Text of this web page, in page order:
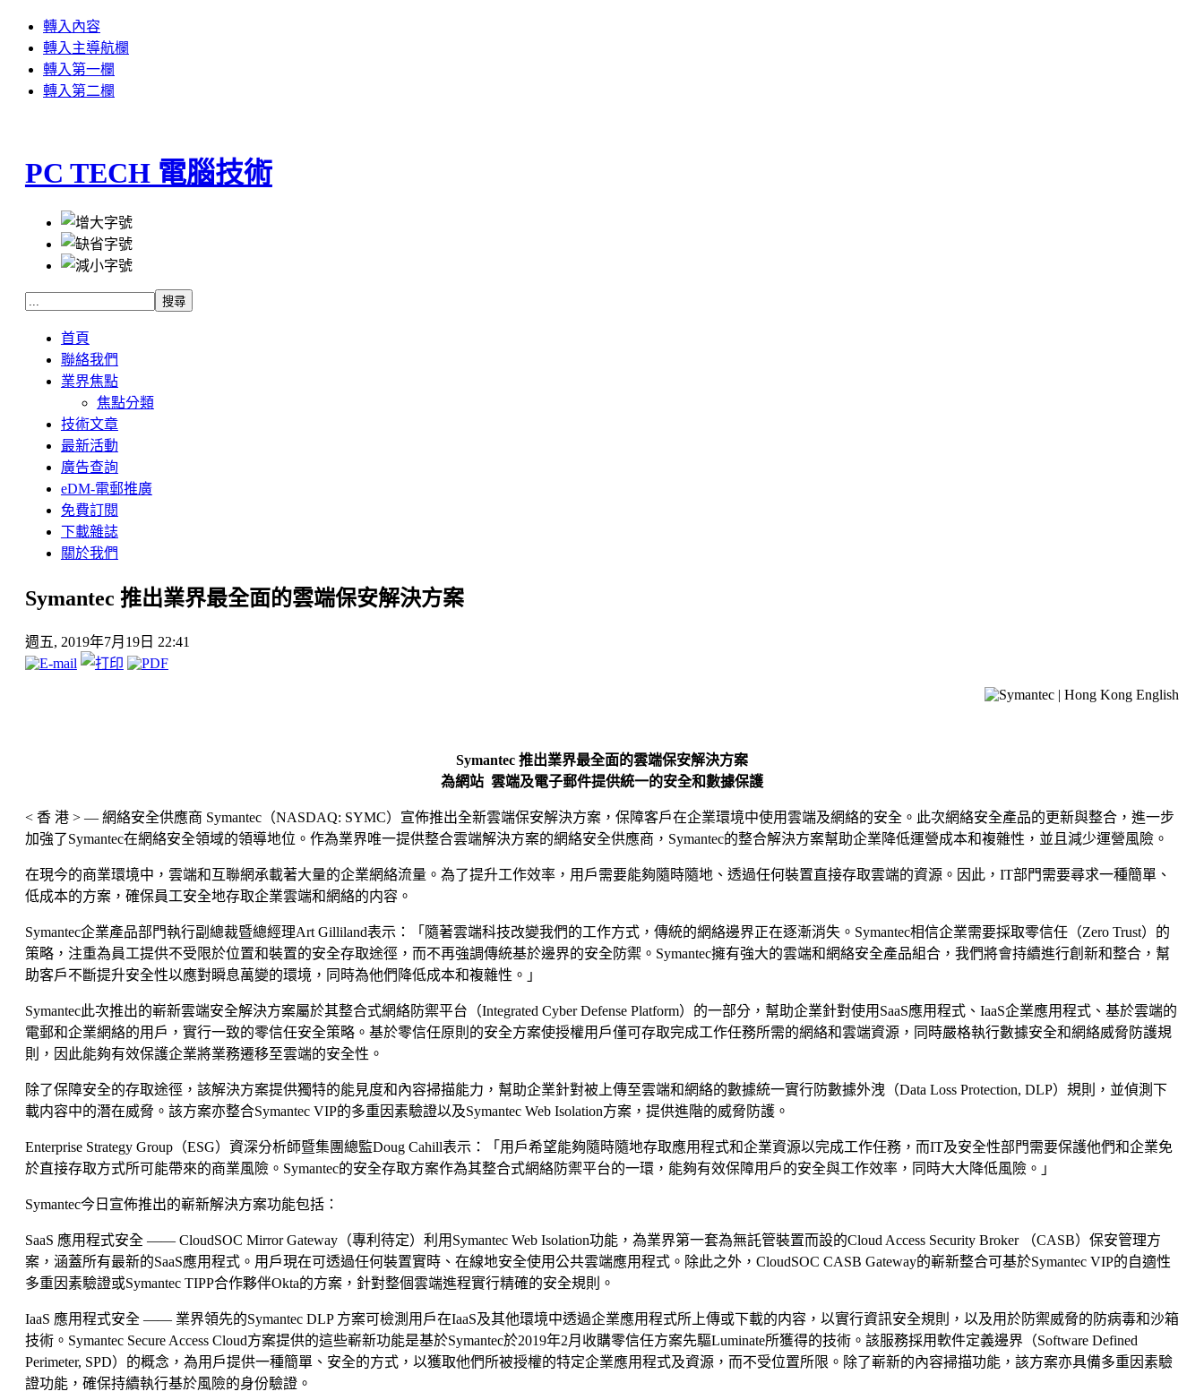
轉入內容
轉入主導航欄
轉入第一欄
轉入第二欄
PC TECH 電腦技術
首頁
聯絡我們
業界焦點
焦點分類
技術文章
最新活動
廣告查詢
eDM-電郵推廣
免費訂閱
下載雜誌
關於我們
Symantec 推出業界最全面的雲端保安解決方案
週五, 2019年7月19日 22:41
Symantec 推出業界最全面的雲端保安解決方案
為網站 雲端及電子郵件提供統一的安全和數據保護
< 香 港 > — 網絡安全供應商 Symantec（NASDAQ: SYMC）宣佈推出全新雲端保安解決方案，保障客戶在企業環境中使用雲端及網絡的安全。此次網絡安全產品的更新與整合，進一步
加強了Symantec在網絡安全領域的領導地位。作為業界唯一提供整合雲端解決方案的網絡安全供應商，Symantec的整合解決方案幫助企業降低運營成本和複雜性，並且減少運營風險。
在現今的商業環境中，雲端和互聯網承載著大量的企業網絡流量。為了提升工作效率，用戶需要能夠隨時隨地、透過任何裝置直接存取雲端的資源。因此，IT部門需要尋求一種簡單、
低成本的方案，確保員工安全地存取企業雲端和網絡的内容。
Symantec企業產品部門執行副總裁暨總經理Art Gilliland表示：「隨著雲端科技改變我們的工作方式，傳統的網絡邊界正在逐漸消失。Symantec相信企業需要採取零信任（Zero Trust）的
策略，注重為員工提供不受限於位置和裝置的安全存取途徑，而不再強調傳統基於邊界的安全防禦。Symantec擁有強大的雲端和網絡安全產品組合，我們將會持續進行創新和整合，幫
助客戶不斷提升安全性以應對瞬息萬變的環境，同時為他們降低成本和複雜性。」
Symantec此次推出的嶄新雲端安全解決方案屬於其整合式網絡防禦平台（Integrated Cyber Defense Platform）的一部分，幫助企業針對使用SaaS應用程式、IaaS企業應用程式、基於雲端的
電郵和企業網絡的用戶，實行一致的零信任安全策略。基於零信任原則的安全方案使授權用戶僅可存取完成工作任務所需的網絡和雲端資源，同時嚴格執行數據安全和網絡威脅防護規
則，因此能夠有效保護企業將業務遷移至雲端的安全性。
除了保障安全的存取途徑，該解決方案提供獨特的能見度和內容掃描能力，幫助企業針對被上傳至雲端和網絡的數據統一實行防數據外洩（Data Loss Protection, DLP）規則，並偵測下
載内容中的潛在威脅。該方案亦整合Symantec VIP的多重因素驗證以及Symantec Web Isolation方案，提供進階的威脅防護。
Enterprise Strategy Group（ESG）資深分析師暨集團總監Doug Cahill表示：「用戶希望能夠隨時隨地存取應用程式和企業資源以完成工作任務，而IT及安全性部門需要保護他們和企業免
於直接存取方式所可能帶來的商業風險。Symantec的安全存取方案作為其整合式網絡防禦平台的一環，能夠有效保障用戶的安全與工作效率，同時大大降低風險。」
Symantec今日宣佈推出的嶄新解決方案功能包括：
SaaS 應用程式安全 —— CloudSOC Mirror Gateway（專利待定）利用Symantec Web Isolation功能，為業界第一套為無託管裝置而設的Cloud Access Security Broker （CASB）保安管理方
案，涵蓋所有最新的SaaS應用程式。用戶現在可透過任何裝置實時、在線地安全使用公共雲端應用程式。除此之外，CloudSOC CASB Gateway的嶄新整合可基於Symantec VIP的自適性
多重因素驗證或Symantec TIPP合作夥伴Okta的方案，針對整個雲端進程實行精確的安全規則。
IaaS 應用程式安全 —— 業界領先的Symantec DLP 方案可檢測用戶在IaaS及其他環境中透過企業應用程式所上傳或下載的内容，以實行資訊安全規則，以及用於防禦威脅的防病毒和沙箱
技術。Symantec Secure Access Cloud方案提供的這些嶄新功能是基於Symantec於2019年2月收購零信任方案先驅Luminate所獲得的技術。該服務採用軟件定義邊界（Software Defined
Perimeter, SPD）的概念，為用戶提供一種簡單、安全的方式，以獲取他們所被授權的特定企業應用程式及資源，而不受位置所限。除了嶄新的內容掃描功能，該方案亦具備多重因素驗
證功能，確保持續執行基於風險的身份驗證。